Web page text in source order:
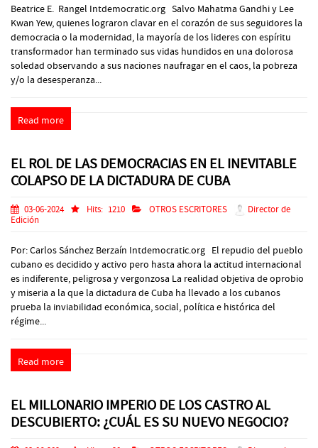
Beatrice E. Rangel Intdemocratic.org Salvo Mahatma Gandhi y Lee
Kwan Yew, quienes lograron clavar en el corazón de sus seguidores la
democracia o la modernidad, la mayoría de los lideres con espíritu
transformador han terminado sus vidas hundidos en una dolorosa
soledad observando a sus naciones naufragar en el caos, la pobreza
y/o la desesperanza...
Read more
EL ROL DE LAS DEMOCRACIAS EN EL INEVITABLE
COLAPSO DE LA DICTADURA DE CUBA
03-06-2024 Hits: 1210 OTROS ESCRITORES
Director de
Edición
Por: Carlos Sánchez Berzaín Intdemocratic.org El repudio del pueblo
cubano es decidido y activo pero hasta ahora la actitud internacional
es indiferente, peligrosa y vergonzosa La realidad objetiva de oprobio
y miseria a la que la dictadura de Cuba ha llevado a los cubanos
prueba la inviabilidad económica, social, política e histórica del
régime...
Read more
EL MILLONARIO IMPERIO DE LOS CASTRO AL
DESCUBIERTO: ¿CUÁL ES SU NUEVO NEGOCIO?